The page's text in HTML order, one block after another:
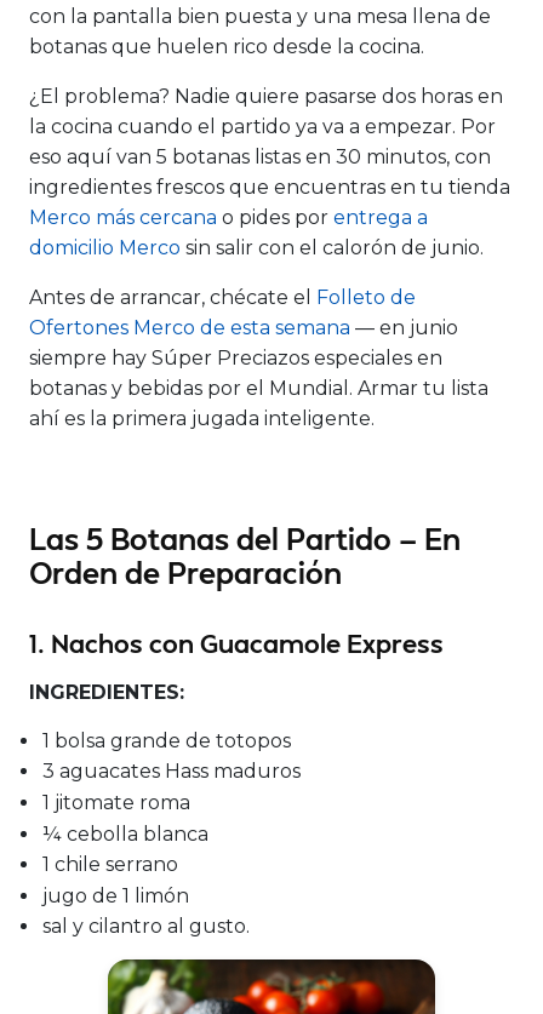
con la pantalla bien puesta y una mesa llena de
botanas que huelen rico desde la cocina.
¿El problema? Nadie quiere pasarse dos horas en
la cocina cuando el partido ya va a empezar. Por
eso aquí van 5 botanas listas en 30 minutos, con
ingredientes frescos que encuentras en tu tienda
Merco más cercana o pides por entrega a
domicilio Merco sin salir con el calorón de junio.
Antes de arrancar, chécate el Folleto de
Ofertones Merco de esta semana — en junio
siempre hay Súper Preciazos especiales en
botanas y bebidas por el Mundial. Armar tu lista
ahí es la primera jugada inteligente.
Las 5 Botanas del Partido — En
Orden de Preparación
1. Nachos con Guacamole Express
INGREDIENTES:
1 bolsa grande de totopos
3 aguacates Hass maduros
1 jitomate roma
¼ cebolla blanca
1 chile serrano
jugo de 1 limón
sal y cilantro al gusto.